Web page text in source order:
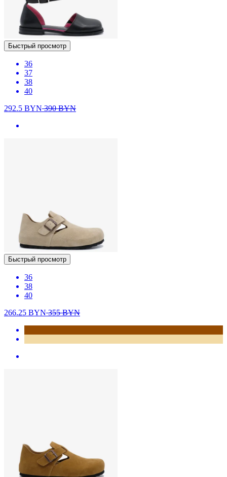
Быстрый просмотр
36
37
38
40
292.5 BYN390BYN
Быстрый просмотр
36
38
40
266.25 BYN355BYN